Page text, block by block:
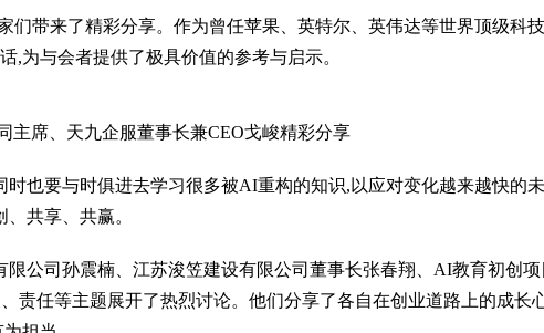
带来了精彩分享。作为曾任苹果、英特尔、英伟达等世界顶级科
,为与会者提供了极具价值的参考与启示。
主席、天九企服董事长兼CEO戈峻精彩分享
也要与时俱进去学习很多被AI重构的知识,以应对变化越来越快的
共享、共赢。
公司孙震楠、江苏浚笠建设有限公司董事长张春翔、AI教育初创
责任等主题展开了热烈讨论。他们分享了各自在创业道路上的成长